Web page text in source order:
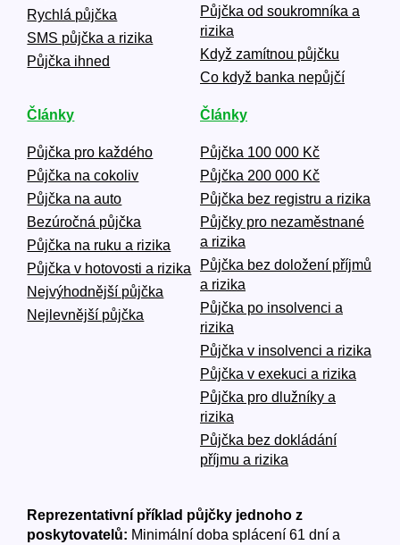
Rychlá půjčka
SMS půjčka a rizika
Půjčka ihned
Půjčka od soukromníka a
rizika
Když zamítnou půjčku
Co když banka nepůjčí
Články
Půjčka pro každého
Půjčka na cokoliv
Půjčka na auto
Bezúročná půjčka
Půjčka na ruku a rizika
Půjčka v hotovosti a rizika
Nejvýhodnější půjčka
Nejlevnější půjčka
Články
Půjčka 100 000 Kč
Půjčka 200 000 Kč
Půjčka bez registru a rizika
Půjčky pro nezaměstnané
a rizika
Půjčka bez doložení příjmů
a rizika
Půjčka po insolvenci a
rizika
Půjčka v insolvenci a rizika
Půjčka v exekuci a rizika
Půjčka pro dlužníky a
rizika
Půjčka bez dokládání
příjmu a rizika
Reprezentativní příklad půjčky jednoho z
poskytovatelů: Minimální doba splácení 61 dní a